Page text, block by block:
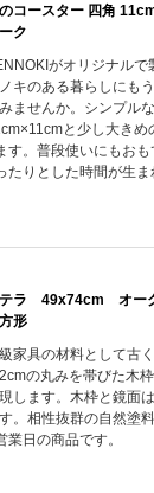
コースター 四角
ク
がオリジナルで
キのある暮らしにも
ませんか。シンプル
と少し大きめ
す。普段使いにもお
たりとした時間が生ま
テラ 49x74cm オー
形
家具の材料として古
の丸みを帯びた木
します。木枠と鏡面
。相性抜群の自然塗
日の商品です。